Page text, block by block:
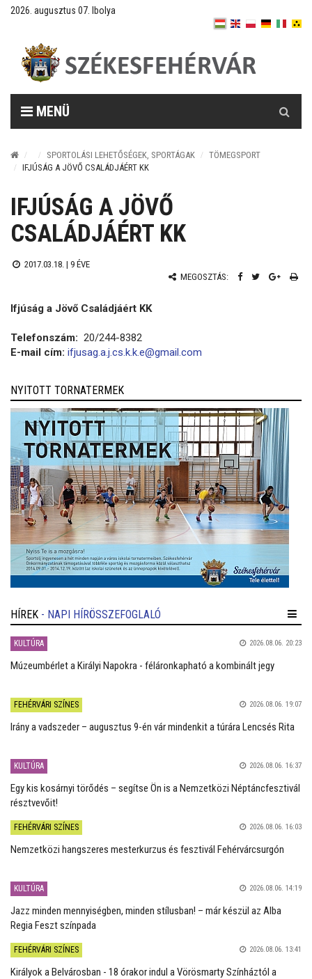
2026. augusztus 07. Ibolya
MENÜ
SPORTOLÁSI LEHETŐSÉGEK, SPORTÁGAK
TÖMEGSPORT
IFJÚSÁG A JÖVŐ CSALÁDJÁÉRT KK
IFJÚSÁG A JÖVŐ
CSALÁDJÁÉRT KK
2017.03.18. | 9 ÉVE
MEGOSZTÁS:
Ifjúság a Jövő Családjáért KK
Telefonszám: 20/244-8382
E-mail cím: ifjusag.a.j.cs.k.k.e@gmail.com
NYITOTT TORNATERMEK
HÍREK - NAPI HÍRÖSSZEFOGLALÓ
KULTÚRA 2026.08.06. 20:23
Múzeumbérlet a Királyi Napokra - féláronkapható a kombinált jegy
FEHÉRVÁRI SZÍNES 2026.08.06. 19:07
Irány a vadszeder – augusztus 9-én vár mindenkit a túrára Lencsés Rita
KULTÚRA 2026.08.06. 16:37
Egy kis kosárnyi törődés – segítse Ön is a Nemzetközi Néptáncfesztivál
résztvevőit!
FEHÉRVÁRI SZÍNES 2026.08.06. 16:03
Nemzetközi hangszeres mesterkurzus és fesztivál Fehérvárcsurgón
KULTÚRA 2026.08.06. 14:19
Jazz minden mennyiségben, minden stílusban! – már készül az Alba
Regia Feszt színpada
FEHÉRVÁRI SZÍNES 2026.08.06. 13:41
Királyok a Belvárosban - 18 órakor indul a Vörösmarty Színháztól a